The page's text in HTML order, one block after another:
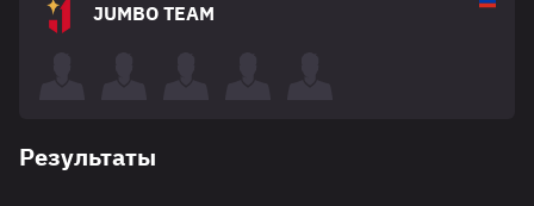
JUMBO TEAM
Результаты